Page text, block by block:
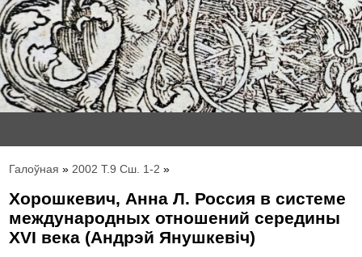
Галоўная » 2002 Т.9 Сш. 1-2 »
Хорошкевич, Анна Л. Россия в системе
международных отношений середины
XVI века (Андрэй Янушкевіч)